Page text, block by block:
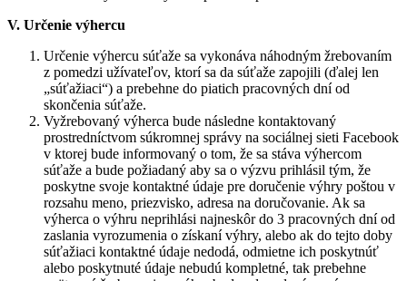
V. Určenie výhercu
Určenie výhercu súťaže sa vykonáva náhodným žrebovaním
z pomedzi užívateľov, ktorí sa da súťaže zapojili (ďalej len
„súťažiaci“) a prebehne do piatich pracovných dní od
skončenia súťaže.
Vyžrebovaný výherca bude následne kontaktovaný
prostredníctvom súkromnej správy na sociálnej sieti Facebook
v ktorej bude informovaný o tom, že sa stáva výhercom
súťaže a bude požiadaný aby sa o výzvu prihlásil tým, že
poskytne svoje kontaktné údaje pre doručenie výhry poštou v
rozsahu meno, priezvisko, adresa na doručovanie. Ak sa
výherca o výhru neprihlási najneskôr do 3 pracovných dní od
zaslania vyrozumenia o získaní výhry, alebo ak do tejto doby
súťažiaci kontaktné údaje nedodá, odmietne ich poskytnúť
alebo poskytnuté údaje nebudú kompletné, tak prebehne